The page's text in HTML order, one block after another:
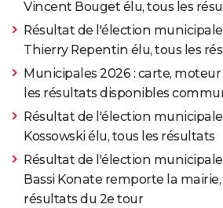
Vincent Bouget élu, tous les
Résultat de l'élection
Thierry Repentin élu, tous les
Municipales 2026 : carte,
les résultats disponibles
Résultat de l'élection municipale
Kossowski élu, tous les résultats
Résultat de l'élection municipale
Bassi Konate remporte la
résultats du 2e tour